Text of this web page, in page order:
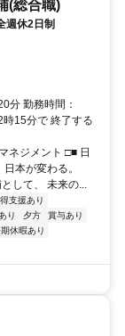
(総合職)
週休2日制
分 勤務時間：
15分で 終了する
ネジメント □■ 日
本が変わる。
して、 未来の...
支援あり
り 夕方
賞与あり
休暇あり